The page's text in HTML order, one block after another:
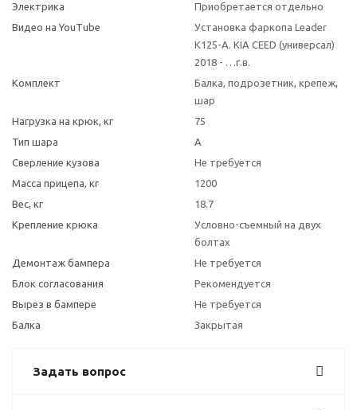
Электрика
Приобретается отдельно
Видео на YouTube
Установка фаркопа Leader
K125-A. KIA CEED (универсал)
2018 - …г.в.
Комплект
Балка, подрозетник, крепеж,
шар
Нагрузка на крюк, кг
75
Тип шара
A
Сверление кузова
Не требуется
Масса прицепа, кг
1200
Вес, кг
18.7
Крепление крюка
Условно-съемный на двух
болтах
Демонтаж бампера
Не требуется
Блок согласования
Рекомендуется
Вырез в бампере
Не требуется
Балка
Закрытая
Задать вопрос